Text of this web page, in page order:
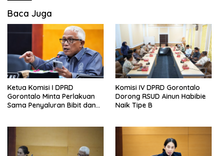
Baca Juga
Ketua Komisi I DPRD
Gorontalo Minta Perlakuan
Sama Penyaluran Bibit dan
Komisi IV DPRD Gorontalo
Dorong RSUD Ainun Habibie
Naik Tipe B